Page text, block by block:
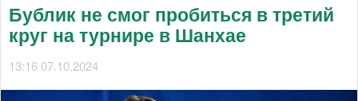
Бублик не смог пробиться в третий
круг на турнире в Шанхае
13:16 07.10.2024